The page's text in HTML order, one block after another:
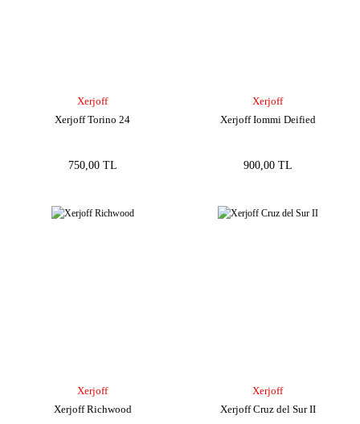
Xerjoff
Xerjoff Torino 24
750,00 TL
Xerjoff
Xerjoff Iommi Deified
900,00 TL
Xerjoff
Xerjoff Richwood
Xerjoff
Xerjoff Cruz del Sur II